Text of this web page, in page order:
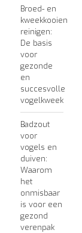
Broed- en
kweekkooien
reinigen:
De basis
voor
gezonde
en
succesvolle
vogelkweek
Badzout
voor
vogels en
duiven:
Waarom
het
onmisbaar
is voor een
gezond
verenpak